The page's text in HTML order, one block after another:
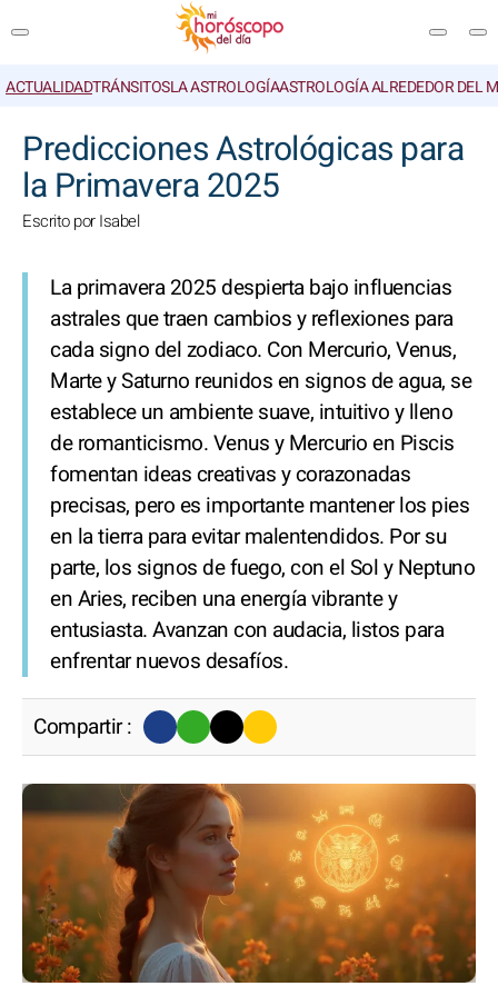
ACTUALIDADTRÁNSITOSLA ASTROLOGÍAASTROLOGÍA ALREDEDOR DEL
Predicciones Astrológicas para
la Primavera 2025
Escrito por Isabel
La primavera 2025 despierta bajo influencias
astrales que traen cambios y reflexiones para
cada signo del zodiaco. Con Mercurio, Venus,
Marte y Saturno reunidos en signos de agua, se
establece un ambiente suave, intuitivo y lleno
de romanticismo. Venus y Mercurio en Piscis
fomentan ideas creativas y corazonadas
precisas, pero es importante mantener los pies
en la tierra para evitar malentendidos. Por su
parte, los signos de fuego, con el Sol y Neptuno
en Aries, reciben una energía vibrante y
entusiasta. Avanzan con audacia, listos para
enfrentar nuevos desafíos.
Compartir :